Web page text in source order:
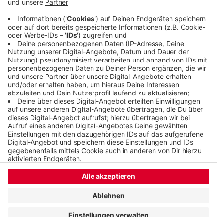
Prozent der Stadt aus Waldgebieten.
Veröffentlicht:Mittwoch, 16.09.2020 06:48
Anzeige
Anzeige